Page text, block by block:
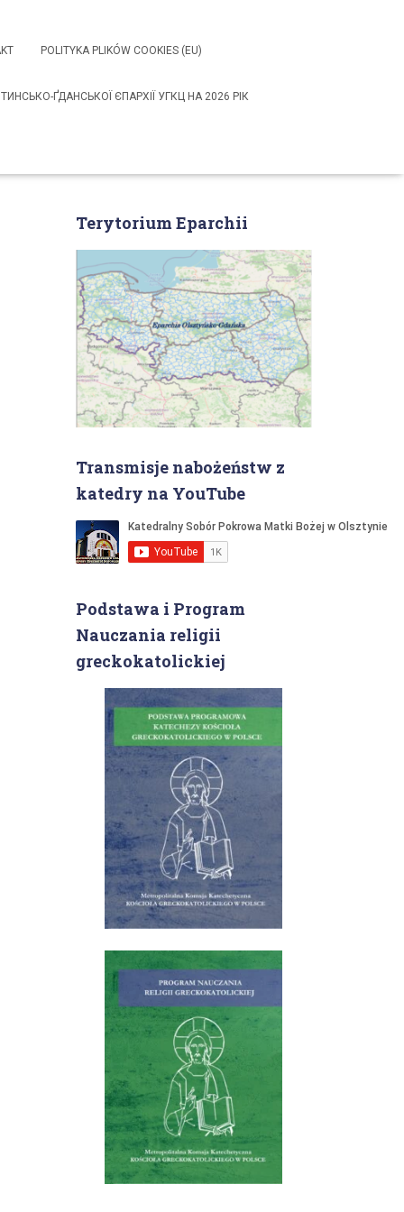
POLITYKA PLIKÓW COOKIES (EU)
ҐДАНСЬКОЇ ЄПАРХІЇ УГКЦ НА 2026 РІК
Terytorium Eparchii
Transmisje nabożeństw z
katedry na YouTube
Podstawa i Program
Nauczania religii
greckokatolickiej